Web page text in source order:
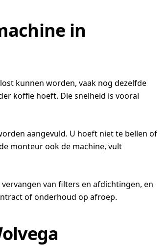
in
kunnen worden, vaak nog dezelfde
koffie hoeft. Die snelheid is vooral
aangevuld. U hoeft niet te bellen of
monteur ook de machine, vult
van filters en afdichtingen, en
of onderhoud op afroep.